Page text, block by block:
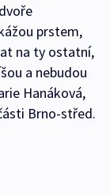
prstem,
na ty ostatní,
a nebudou
Hanáková,
Brno-střed.